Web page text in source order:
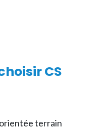
CS
terrain